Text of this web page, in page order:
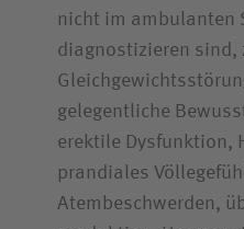
Bewerberin /
Journalistin /
nicht im ambulanten
diagnostizieren sind,
gelegentliche
erektile Dysfunktion,
prandiales
Atembeschwerden,